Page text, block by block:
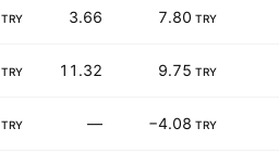
TRY 3.66 7.80 TRY
TRY 11.32 9.75 TRY
TRY — −4.08 TRY